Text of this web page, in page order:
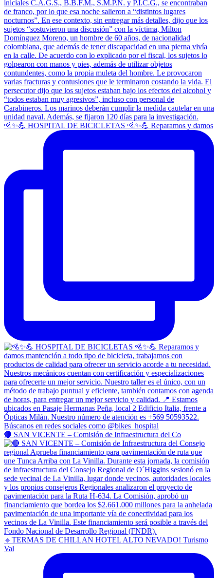
🚵✨💪 HOSPITAL DE BICICLETAS 🚵✨💪 Reparamos y damos
🔴 SAN VICENTE – Comisión de Infraestructura del Co
🔹TERMAS DE CHILLAN HOTEL ALTO NEVADO! Turismo
Val